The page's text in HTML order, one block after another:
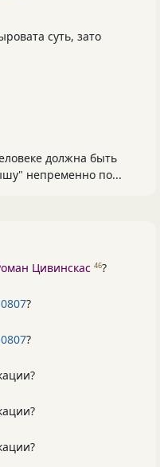
суть, зато
должна быть
непременно по...
Цивинскас 46?
?
?